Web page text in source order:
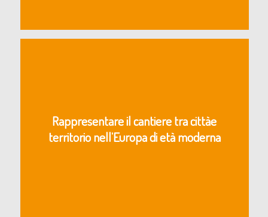
Rappresentare il cantiere tra cittàe
territorio nell’Europa di età moderna